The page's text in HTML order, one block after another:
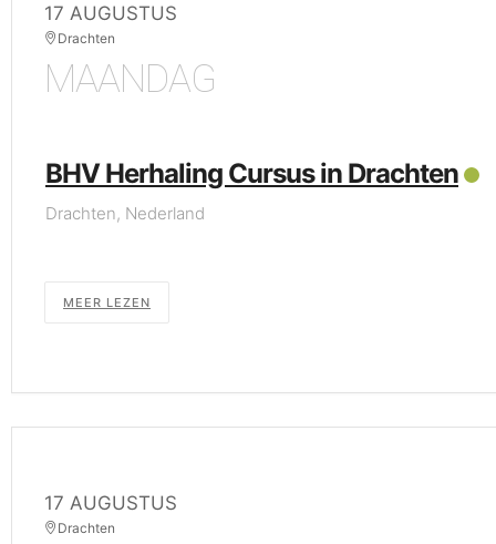
17 AUGUSTUS
Drachten
MAANDAG
BHV Herhaling Cursus in Drachten
Drachten, Nederland
MEER LEZEN
17 AUGUSTUS
Drachten